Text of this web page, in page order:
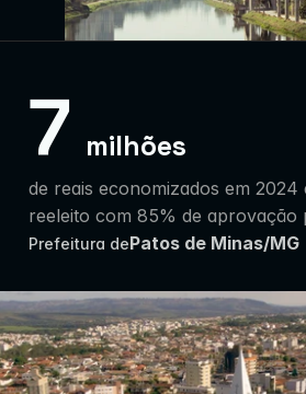
7 milhões
de reais economizados em 2024
reeleito com 85% de aprovação
Prefeitura dePatos de Minas/MG